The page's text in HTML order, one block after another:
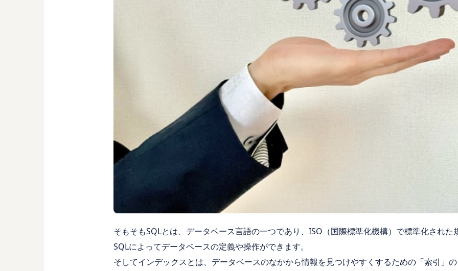
そもそもSQLとは、データベース言語の一つであり、ISO（国際標準化機構）で標準化された
SQLによってデータベースの定義や操作ができます。
そしてインデックスとは、データベースのなかから情報を見つけやすくするための「索引」